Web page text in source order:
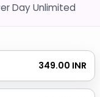
Day Unlimited
₹ 349.00 INR